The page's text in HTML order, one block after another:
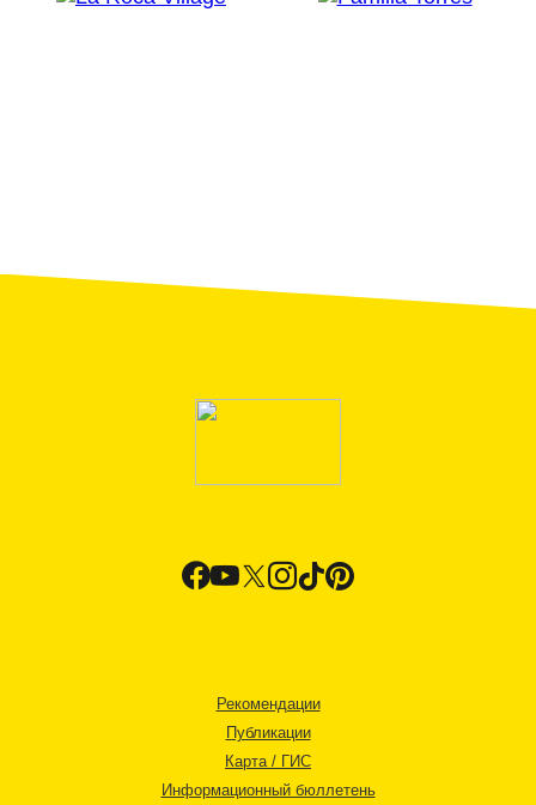
Рекомендации
Публикации
Карта / ГИС
Информационный бюллетень